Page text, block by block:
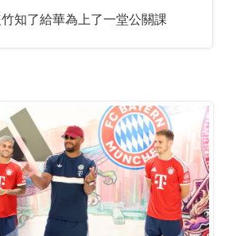
知了給華為上了一堂公關課